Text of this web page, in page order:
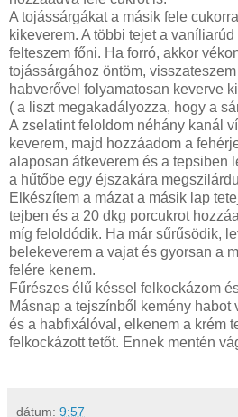
A tojássárgákat a másik fele
kikeverem. A többi tejet a
felteszem főni. Ha forró, akkor
tojássárgához öntöm,
habverővel folyamatosan keverve
( a liszt megakadályozza, hogy a
A zselatint feloldom néhány kanál
keverem, majd hozzáadom a
alaposan átkeverem és a tepsiben
a hűtőbe egy éjszakára
Elkészítem a mázat a másik lap
tejben és a 20 dkg porcukrot
míg feloldódik. Ha már sűrűsödik,
belekeverem a vajat és gyorsan a
felére kenem.
Fűrészes élű késsel felkockázom
Másnap a tejszínből kemény habot
és a habfixálóval, elkenem a krém
felkockázott tetőt. Ennek mentén
dátum: 9:57